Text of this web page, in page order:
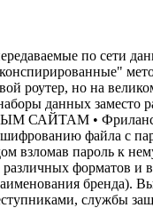
по сети
роутер, но на
данных заместо
• Фриланс-
файла с
взломав пароль к
форматов и
бренда).
службы